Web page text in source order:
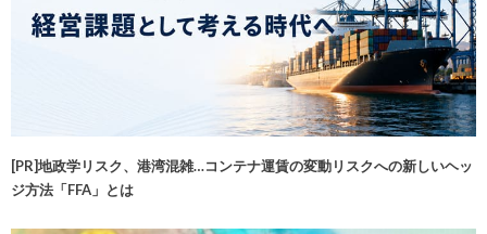
[PR]地政学リスク、港湾混雑…コンテナ運賃の変動リスクへの新しいヘッ
ジ方法「FFA」とは